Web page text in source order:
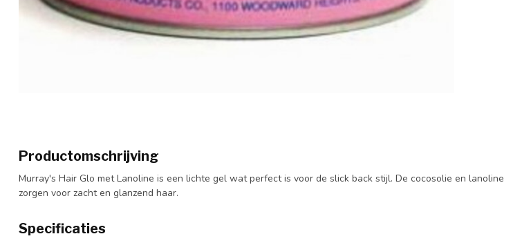
Productomschrijving
Murray's Hair Glo met Lanoline is een lichte gel wat perfect is voor de slick back stijl. De cocosolie en lanoline
zorgen voor zacht en glanzend haar.
Specificaties